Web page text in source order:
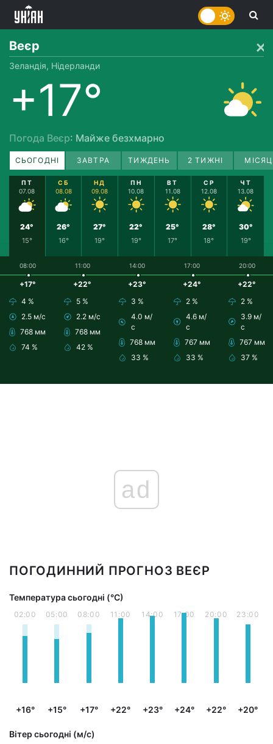
Веєр
Зеландія, Нідерланди
+17°
Погода Веєр: Майже безхмарно
СЬОГОДНІ ЗАВТРА ТИЖДЕНЬ 2 ТИЖНІ
ПТ
07.08
24°
15°
СБ
08.08
26°
16°
НД
09.08
27°
19°
ПН
10.08
22°
19°
ВТ
11.08
25°
17°
СР
12.08
28°
18°
ЧТ
13.08
30°
19°
08:00
+17°
4 %
2.5 м/с
768 мм
74 %
11:00
+22°
5 %
2.2 м/с
768 мм
42 %
14:00
+23°
3 %
4.0 м/
с
768 мм
33 %
17:00
+24°
2 %
4.6 м/
с
767 мм
33 %
20:00
+22°
2 %
3.9 м/
с
767 мм
37 %
ad
ПОГОДИННИЙ ПРОГНОЗ ВЕЄР
Температура сьогодні (°С)
02:00
+16°
05:00
+15°
08:00
+17°
11:00
+22°
14:00
+23°
17:00
+24°
20:00
+22°
23:00
+20°
Вітер сьогодні (м/с)